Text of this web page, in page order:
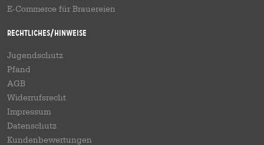
E-Commerce für Brauereien
Rechtliches/Hinweise
Jugendschutz
Pfand
AGB
Widerrufsrecht
Impressum
Datenschutz
Kundenbewertungen